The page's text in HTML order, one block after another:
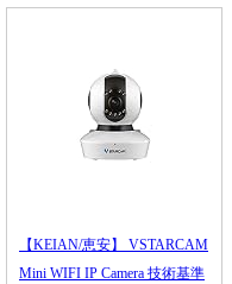
【KEIAN/恵安】 VSTARCAM
Mini WIFI IP Camera 技術基準